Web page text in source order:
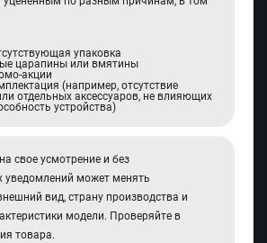
упаковка
царапины или вмятины
акции
(например, отсутствие
отдельных аксессуаров, не влияющих
устройства)
свое усмотрение и без
уведомлений может менять
вид, страну производства и
модели. Проверяйте в
товара.